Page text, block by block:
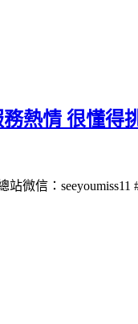
熱情 很懂得
微信：